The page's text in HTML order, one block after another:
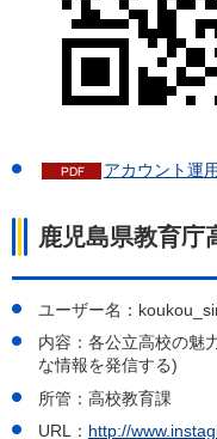
アカウント運
鹿児島県教育庁
ユーザー名：
内容：各公立高校の魅
な情報を発信する)
所管：高校教育課
URL： http://